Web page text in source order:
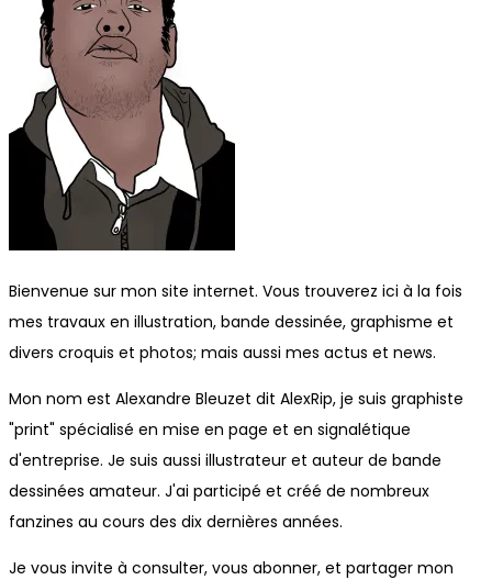
Bienvenue sur mon site internet. Vous trouverez ici à la fois
mes travaux en illustration, bande dessinée, graphisme et
divers croquis et photos; mais aussi mes actus et news.
Mon nom est Alexandre Bleuzet dit AlexRip, je suis graphiste
"print" spécialisé en mise en page et en signalétique
d'entreprise. Je suis aussi illustrateur et auteur de bande
dessinées amateur. J'ai participé et créé de nombreux
fanzines au cours des dix dernières années.
Je vous invite à consulter, vous abonner, et partager mon